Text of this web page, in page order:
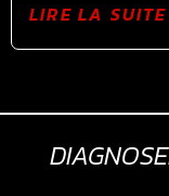
LIRE LA SUITE